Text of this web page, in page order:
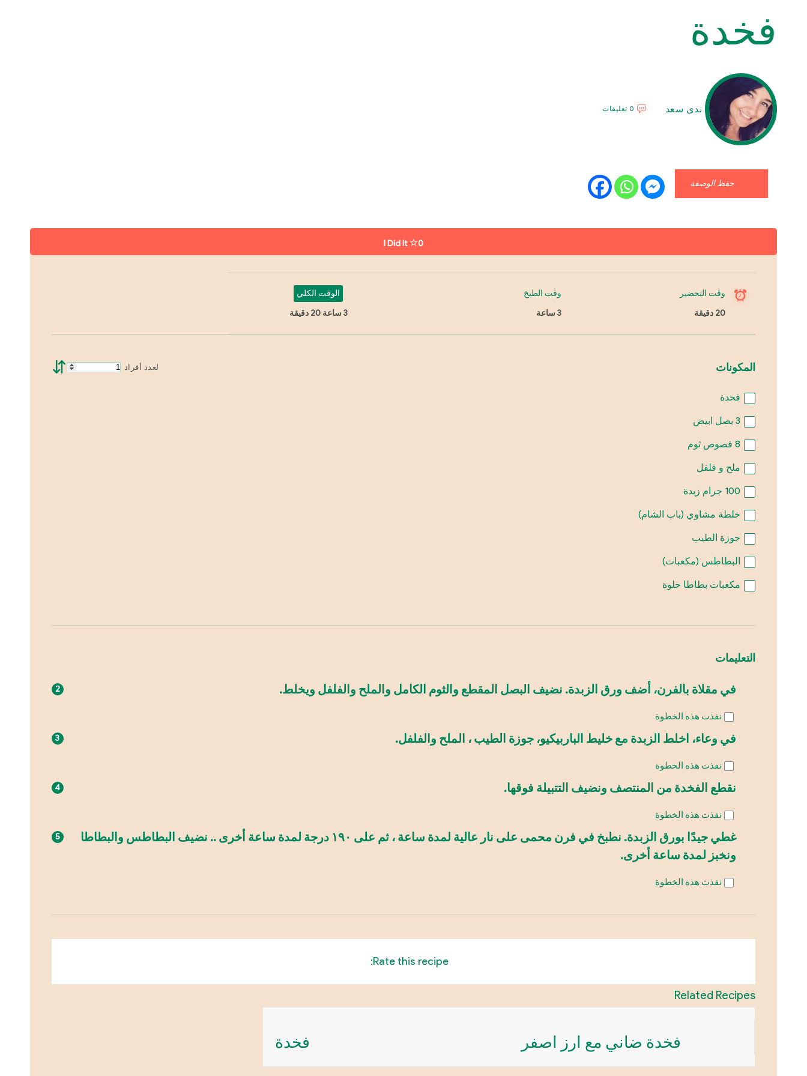
فخدة
ندى سعد 0 تعليقات
حفظ الوصفة
I Did It 0
وقت التحضير
20 دقيقة
وقت الطبخ
3 ساعة
الوقت الكلي
3 ساعة 20 دقيقة
المكونات لعدد أفراد ⇵
فخدة
3بصل ابيض
8فصوص ثوم
ملح و فلفل
100 جرام زبدة
خلطة مشاوي (باب الشام)
جوزة الطيب
البطاطس (مكعبات)
مكعبات بطاطا حلوة
التعليمات
في مقلاة بالفرن، أضف ورق الزبدة. نضيف البصل المقطع والثوم الكامل والملح والفلفل ويخلط.
نفذت هذه الخطوة
في وعاء، اخلط الزبدة مع خليط الباربيكيو، جوزة الطيب ، الملح والفلفل.
نفذت هذه الخطوة
نقطع الفخدة من المنتصف ونضيف التتبيلة فوقها.
نفذت هذه الخطوة
غطي جيدًا بورق الزبدة. نطبخ في فرن محمى على نار عالية لمدة ساعة ، ثم على ١٩٠ درجة لمدة ساعة أخرى .. نضيف البطاطس والبطاطا
ونخبز لمدة ساعة أخرى.
نفذت هذه الخطوة
Rate this recipe:
Related Recipes
فخدة ضاني مع ارز اصفر فخدة